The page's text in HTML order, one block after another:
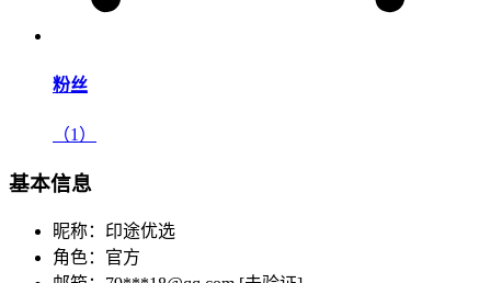
粉丝
（1）
基本信息
昵称： 印途优选
角色： 官方